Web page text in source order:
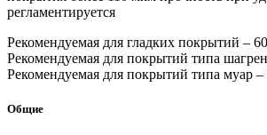
регламентируется
Рекомендуемая для гладких покрытий –
Рекомендуемая для покрытий типа
Рекомендуемая для покрытий типа муар
Общие